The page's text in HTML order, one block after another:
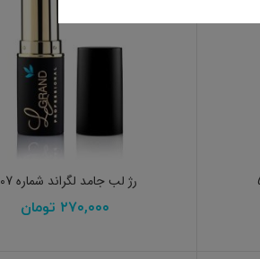
افزودن به سبد خرید
رژ لب جامد لگراند شماره 507
۲۷۰,۰۰۰ تومان